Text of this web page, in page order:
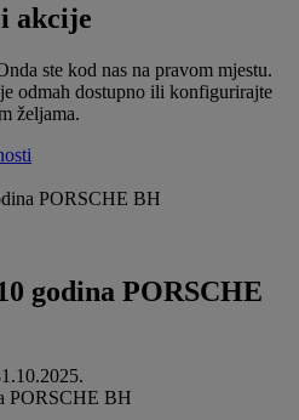
akcije
ste kod nas na pravom mjestu.
odmah dostupno ili konfigurirajte
željama.
PORSCHE BH
godina PORSCHE